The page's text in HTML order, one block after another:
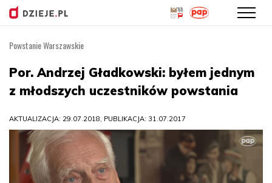
treści
Powstanie Warszawskie
Por. Andrzej Gładkowski: byłem jednym
z młodszych uczestników powstania
AKTUALIZACJA: 29.07.2018, PUBLIKACJA: 31.07.2017